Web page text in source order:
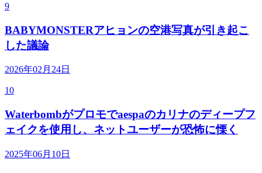
9
BABYMONSTERアヒョンの空港写真が引き起こ
した議論
2026年02月24日
10
Waterbombがプロモでaespaのカリナのディープフ
ェイクを使用し、ネットユーザーが恐怖に慄く
2025年06月10日